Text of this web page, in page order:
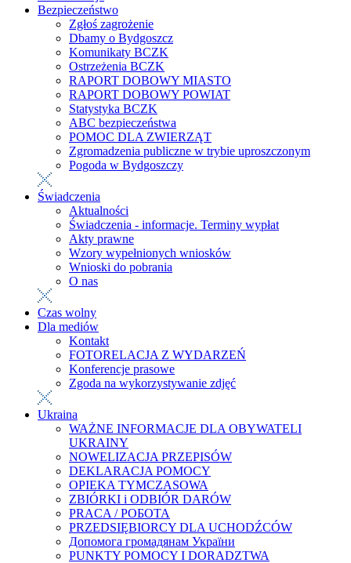
Bezpieczeństwo
Zgłoś zagrożenie
Dbamy o Bydgoszcz
Komunikaty BCZK
Ostrzeżenia BCZK
RAPORT DOBOWY MIASTO
RAPORT DOBOWY POWIAT
Statystyka BCZK
ABC bezpieczeństwa
POMOC DLA ZWIERZĄT
Zgromadzenia publiczne w trybie uproszczonym
Pogoda w Bydgoszczy
Świadczenia
Aktualności
Świadczenia - informacje. Terminy wypłat
Akty prawne
Wzory wypełnionych wniosków
Wnioski do pobrania
O nas
Czas wolny
Dla mediów
Kontakt
FOTORELACJA Z WYDARZEŃ
Konferencje prasowe
Zgoda na wykorzystywanie zdjęć
Ukraina
WAŻNE INFORMACJE DLA OBYWATELI
UKRAINY
NOWELIZACJA PRZEPISÓW
DEKLARACJA POMOCY
OPIEKA TYMCZASOWA
ZBIÓRKI i ODBIÓR DARÓW
PRACA / РОБОТА
PRZEDSIĘBIORCY DLA UCHODŹCÓW
Допомога громадянам України
PUNKTY POMOCY I DORADZTWA